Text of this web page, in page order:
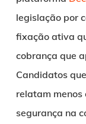
legislação por
fixação ativa
cobrança que
Candidatos
relatam menos
segurança na